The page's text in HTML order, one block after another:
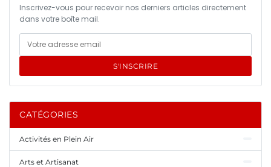
Inscrivez-vous pour recevoir nos derniers articles directement
dans votre boîte mail.
S'INSCRIRE
CATÉGORIES
Activités en Plein Air
Arts et Artisanat